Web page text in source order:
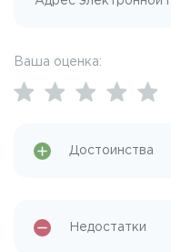
Ваша оценка: